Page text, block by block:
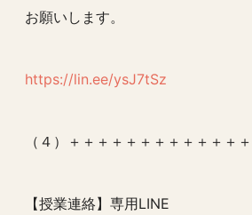
お願いします。
https://lin.ee/ysJ7tSz
（４）＋＋＋＋＋＋＋＋＋＋＋＋
【授業連絡】専用LINE